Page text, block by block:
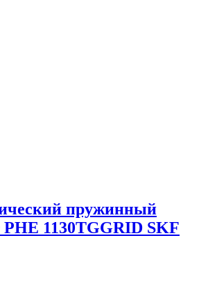
пружинный
PHE 1130TGGRID SKF